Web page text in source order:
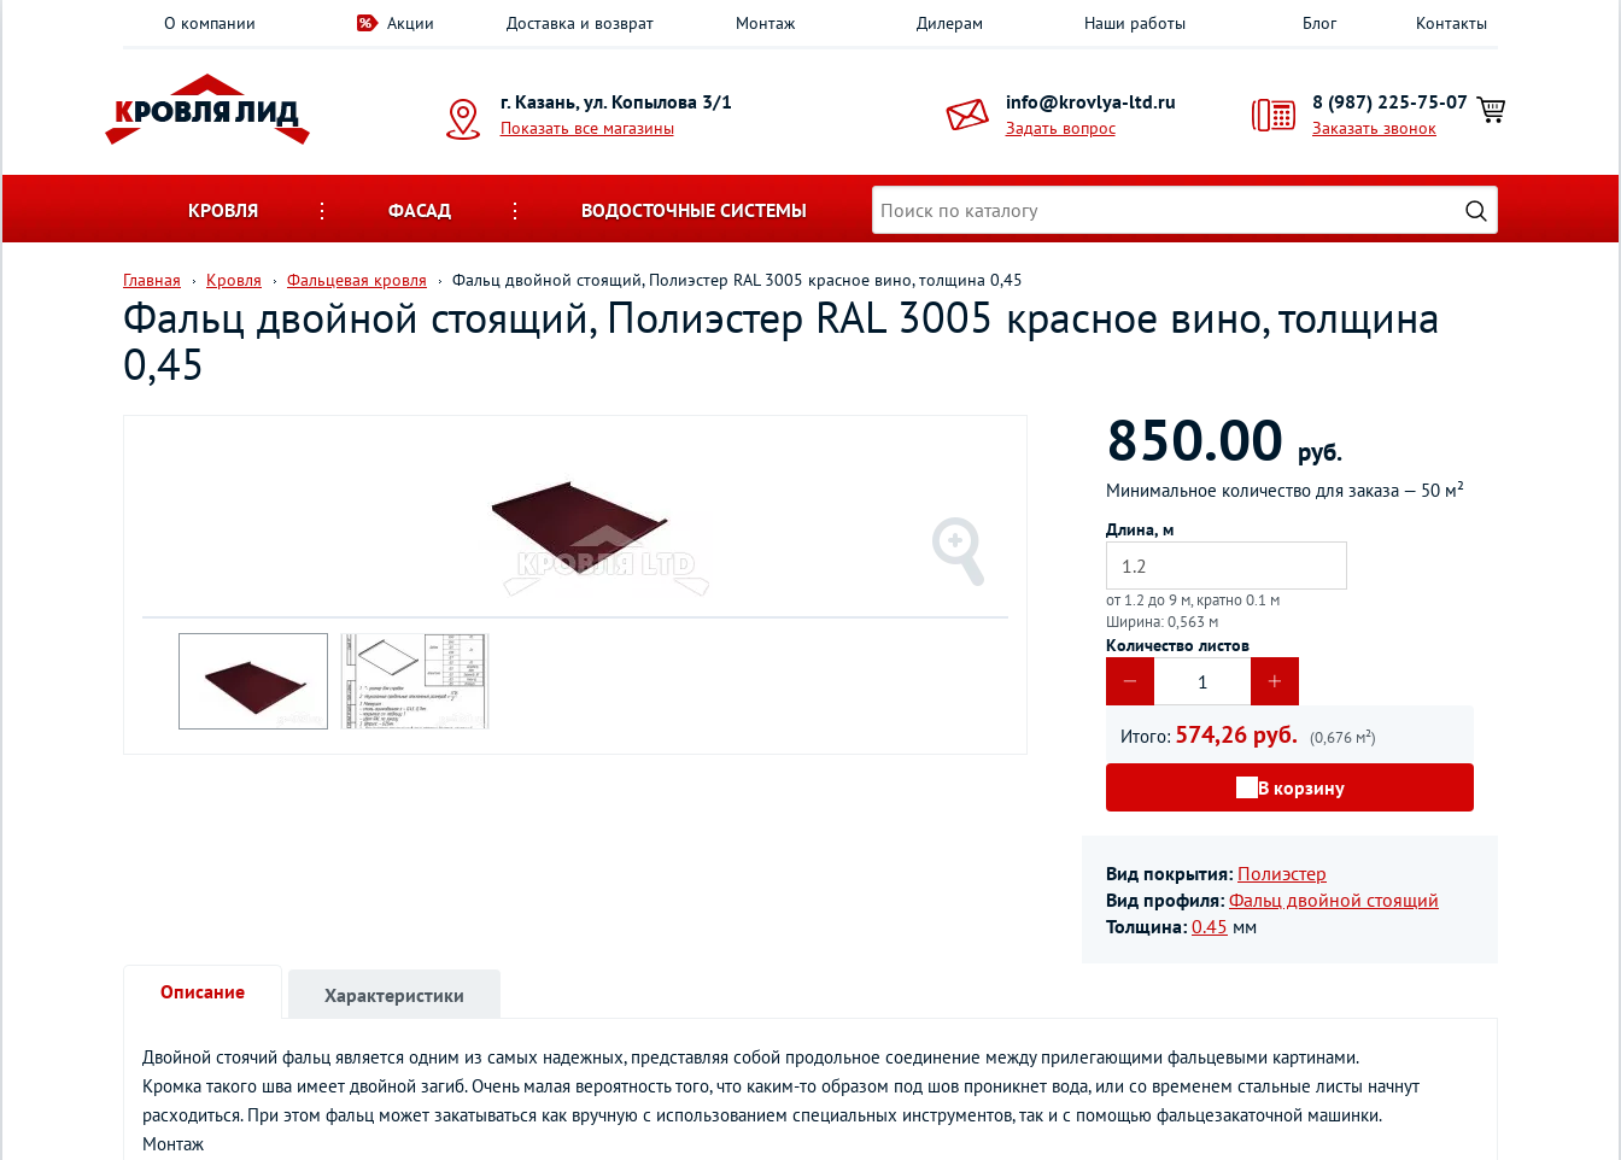
О компании Акции Доставка и возврат Монтаж Дилерам Наши работы Блог Контакты
г. Казань, ул. Копылова 3/1
Показать все магазины
info@krovlya-ltd.ru
Задать вопрос
8 (987) 225-75-07
Заказать звонок
КРОВЛЯ ФАСАД ВОДОСТОЧНЫЕ СИСТЕМЫ
Главная Кровля Фальцевая кровля Фальц двойной стоящий, Полиэстер RAL 3005 красное вино, толщина 0,45
Фальц двойной стоящий, Полиэстер RAL 3005 красное вино, толщина
0,45
850.00 руб.
Минимальное количество для заказа — 50 м²
Длина, м
от 1.2 до 9 м, кратно 0.1 м
Ширина: 0,563 м
Количество листов
Итого: 574,26 руб. (0,676 м²)
В корзину
Вид покрытия: Полиэстер
Вид профиля: Фальц двойной стоящий
Толщина: 0.45 мм
Описание
Двойной стоячий фальц является одним из самых надежных, представляя собой продольное соединение между прилегающими фальцевыми картинами.
Кромка такого шва имеет двойной загиб. Очень малая вероятность того, что каким-то образом под шов проникнет вода, или со временем стальные листы начнут
расходиться. При этом фальц может закатываться как вручную с использованием специальных инструментов, так и с помощью фальцезакаточной машинки.
Монтаж
Характеристики